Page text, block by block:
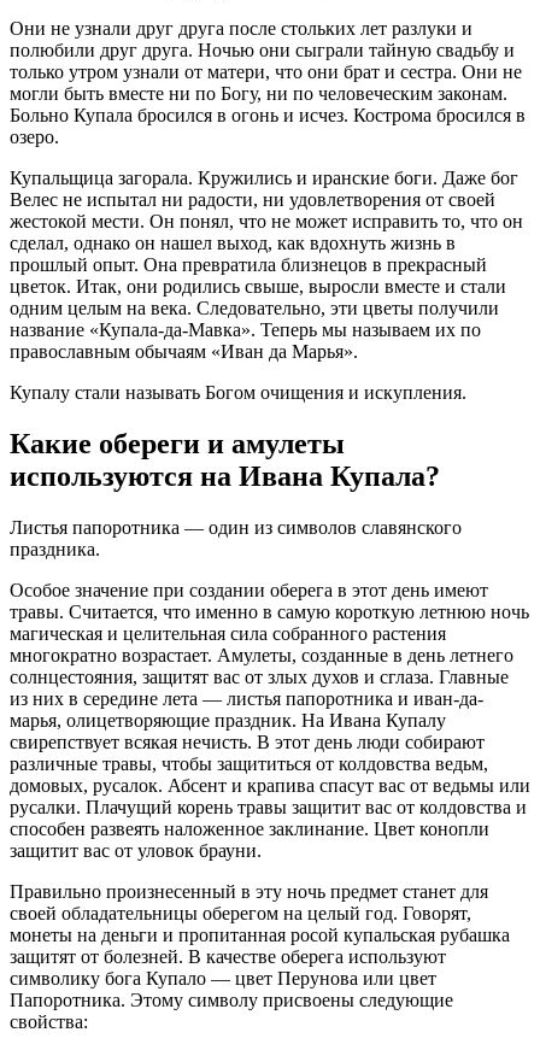
Они не узнали друг друга после стольких лет разлуки и
полюбили друг друга. Ночью они сыграли тайную свадьбу и
только утром узнали от матери, что они брат и сестра. Они не
могли быть вместе ни по Богу, ни по человеческим законам.
Больно Купала бросился в огонь и исчез. Кострома бросился в
озеро.
Купальщица загорала. Кружились и иранские боги. Даже бог
Велес не испытал ни радости, ни удовлетворения от своей
жестокой мести. Он понял, что не может исправить то, что он
сделал, однако он нашел выход, как вдохнуть жизнь в
прошлый опыт. Она превратила близнецов в прекрасный
цветок. Итак, они родились свыше, выросли вместе и стали
одним целым на века. Следовательно, эти цветы получили
название «Купала-да-Мавка». Теперь мы называем их по
православным обычаям «Иван да Марья».
Купалу стали называть Богом очищения и искупления.
Какие обереги и амулеты
используются на Ивана Купала?
Листья папоротника — один из символов славянского
праздника.
Особое значение при создании оберега в этот день имеют
травы. Считается, что именно в самую короткую летнюю ночь
магическая и целительная сила собранного растения
многократно возрастает. Амулеты, созданные в день летнего
солнцестояния, защитят вас от злых духов и сглаза. Главные
из них в середине лета — листья папоротника и иван-да-
марья, олицетворяющие праздник. На Ивана Купалу
свирепствует всякая нечисть. В этот день люди собирают
различные травы, чтобы защититься от колдовства ведьм,
домовых, русалок. Абсент и крапива спасут вас от ведьмы или
русалки. Плачущий корень травы защитит вас от колдовства и
способен развеять наложенное заклинание. Цвет конопли
защитит вас от уловок брауни.
Правильно произнесенный в эту ночь предмет станет для
своей обладательницы оберегом на целый год. Говорят,
монеты на деньги и пропитанная росой купальская рубашка
защитят от болезней. В качестве оберега используют
символику бога Купало — цвет Перунова или цвет
Папоротника. Этому символу присвоены следующие
свойства: